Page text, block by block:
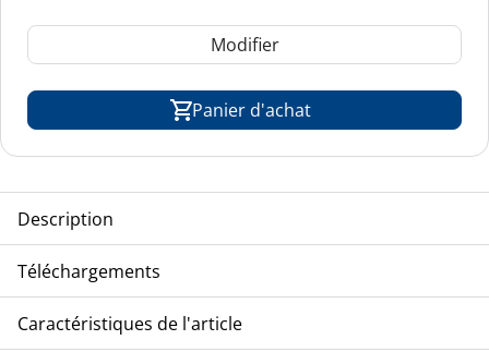
Modifier
Panier d'achat
Description
Kältemittel R-410A
Téléchargements
FXHQ-100AVEB8_drawing
FXHQ-100AVEB8_list
Caractéristiques de l'article